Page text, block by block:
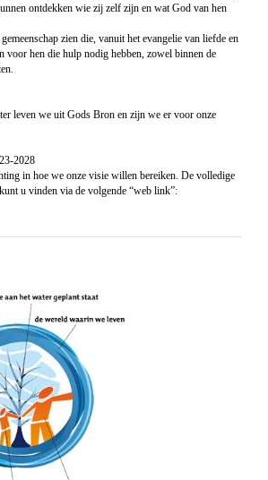
ontdekken wie zij zelf zijn en wat God van hen
zien die, vanuit het evangelie van liefde en
voor hen die hulp nodig hebben, zowel binnen de
leven we uit Gods Bron en zijn we er voor onze
2028
in hoe we onze visie willen bereiken. De volledige
u vinden via de volgende “web link”: